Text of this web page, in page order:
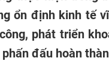
ổn định kinh tế
phát triển
phấn đấu hoàn